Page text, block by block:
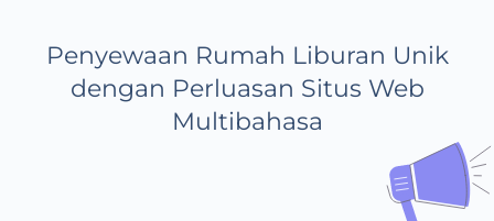
Penyewaan Rumah Liburan Unik
dengan Perluasan Situs Web
Multibahasa